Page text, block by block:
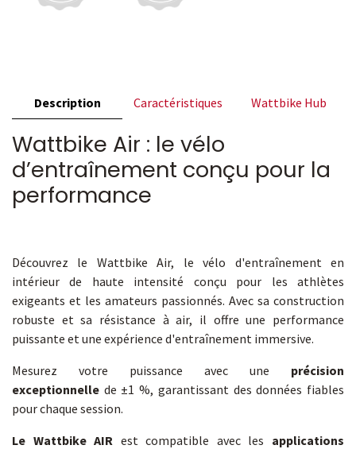
Description Caractéristiques Wattbike Hub
Wattbike Air : le vélo
d’entraînement conçu pour la
performance
Découvrez le Wattbike Air, le vélo d'entraînement en
intérieur de haute intensité conçu pour les athlètes
exigeants et les amateurs passionnés. Avec sa construction
robuste et sa résistance à air, il offre une performance
puissante et une expérience d'entraînement immersive.
Mesurez votre puissance avec une précision
exceptionnelle de ±1 %, garantissant des données fiables
pour chaque session.
Le Wattbike AIR est compatible avec les applications